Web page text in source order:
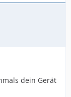
dein Gerät